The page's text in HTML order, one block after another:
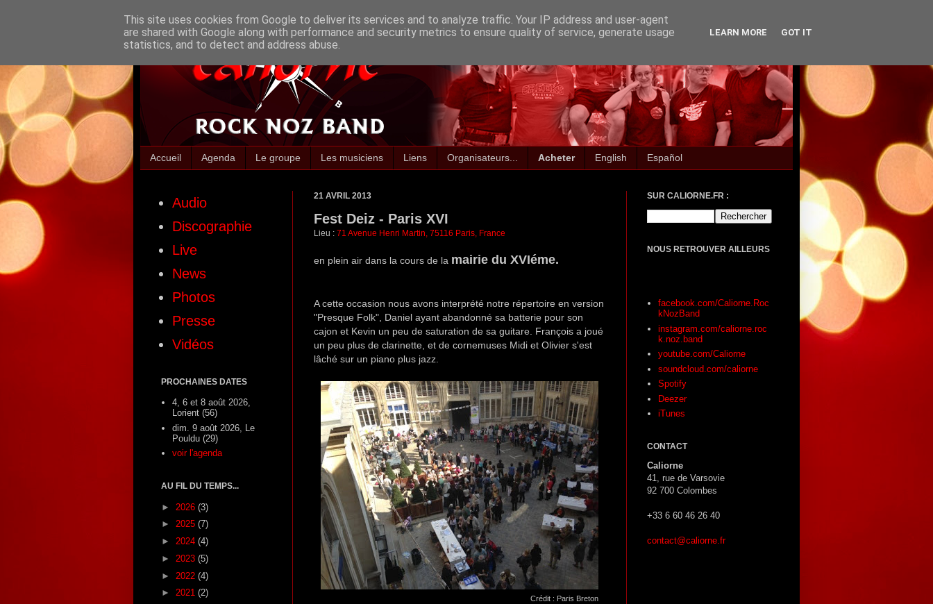
Accueil Agenda Le groupe Les musiciens Liens Organisateurs... Acheter English Español
21 AVRIL 2013
Fest Deiz - Paris XVI
Lieu : 71 Avenue Henri Martin, 75116 Paris, France
en plein air dans la cours de la mairie du XVIéme.
A cette occasion nous avons interprété notre répertoire en version
"Presque Folk", Daniel ayant abandonné sa batterie pour son
cajon et Kevin un peu de saturation de sa guitare. François a joué
un peu plus de clarinette, et de cornemuses Midi et Olivier s'est
lâché sur un piano plus jazz.
Crédit : Paris Breton
Audio
Discographie
Live
News
Photos
Presse
Vidéos
PROCHAINES DATES
4, 6 et 8 août 2026,
Lorient (56)
dim. 9 août 2026, Le
Pouldu (29)
voir l'agenda
AU FIL DU TEMPS...
► 2026 (3)
► 2025 (7)
► 2024 (4)
► 2023 (5)
► 2022 (4)
► 2021 (2)
SUR CALIORNE.FR :
NOUS RETROUVER AILLEURS
facebook.com/Caliorne.Roc
kNozBand
instagram.com/caliorne.roc
k.noz.band
youtube.com/Caliorne
soundcloud.com/caliorne
Spotify
Deezer
iTunes
CONTACT
Caliorne
41, rue de Varsovie
92 700 Colombes
+33 6 60 46 26 40
contact@caliorne.fr
This site uses cookies from Google to deliver its services and to analyze traffic. Your IP address and user-agent
are shared with Google along with performance and security metrics to ensure quality of service, generate usage
statistics, and to detect and address abuse.
LEARN MORE GOT IT